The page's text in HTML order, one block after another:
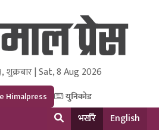
and Research Pvt Ltd.
शुक्रबार | Sat, 8 Aug 2026
Himalpress युनिकोड
भर्खरै English